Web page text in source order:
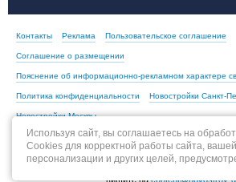
Контакты Реклама Пользовательское соглашение
Соглашение о размещении
Пояснение об информационно-рекламном характере
Политика конфиденциальности Новостройки Санкт-
Новостройки Москвы
По всем вопросам, связанным с актуальностью
пишите наcontent@novostroy-
Используя сайт, вы соглашаетесь на
Cookies для корректной работы сайта, вашей
персонализации и других целей,